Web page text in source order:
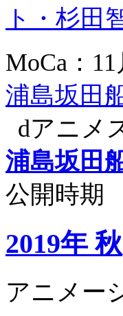
ト・杉田
MoCa：
浦島坂田
dアニメ
浦島坂田
公開時期
2019年 秋
アニメー